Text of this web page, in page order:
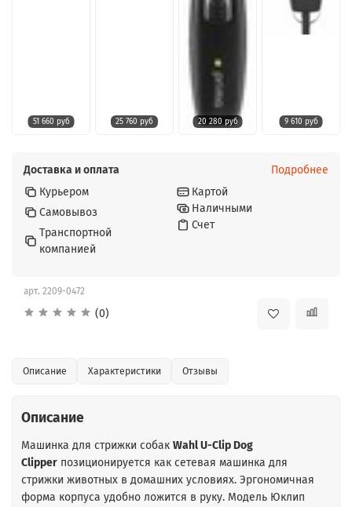
арт. 2209-0472
(0)
51 660 руб 25 760 руб 20 280 руб 9 610 руб
Доставка и оплата
Подробнее
Курьером
Самовывоз
Транспортной
компанией
Картой
Наличными
Счет
Описание Характеристики Отзывы
Описание
Машинка для стрижки собак Wahl U-Clip Dog
Clipper позиционируется как сетевая машинка для
стрижки животных в домашних условиях. Эргономичная
форма корпуса удобно ложится в руку. Модель Юклип